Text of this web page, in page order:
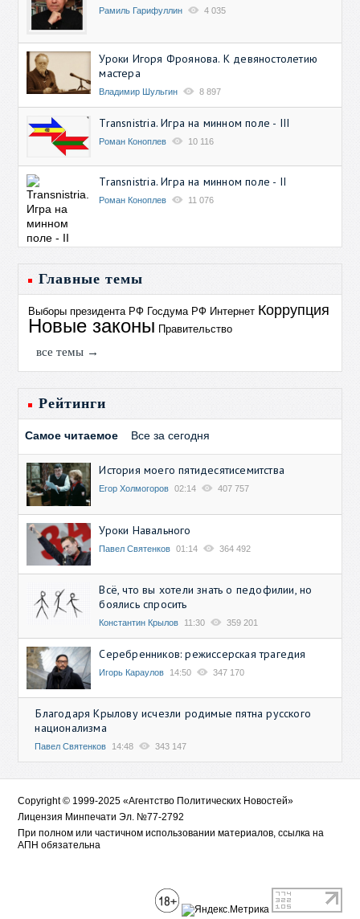
Рамиль Гарифуллин 4 035
Уроки Игоря Фроянова. К девяностолетию
мастера
Владимир Шульгин 8 897
Transnistria. Игра на минном поле - III
Роман Коноплев 10 116
Transnistria. Игра на минном поле - II
Роман Коноплев 11 076
Главные темы
Выборы президента РФ Госдума РФ Интернет Коррупция
Новые законы Правительство
все темы →
Рейтинги
Самое читаемое Все за сегодня
История моего пятидесятисемитства
Егор Холмогоров 02:14 407 757
Уроки Навального
Павел Святенков 01:14 364 492
Всё, что вы хотели знать о педофилии, но
боялись спросить
Константин Крылов 11:30 359 201
Серебренников: режиссерская трагедия
Игорь Караулов 14:50 347 170
Благодаря Крылову исчезли родимые пятна русского
национализма
Павел Святенков 14:48 343 147
Copyright © 1999-2025 «Агентство Политических Новостей»
Лицензия Минпечати Эл. №77-2792
При полном или частичном использовании материалов, ссылка на
АПН обязательна